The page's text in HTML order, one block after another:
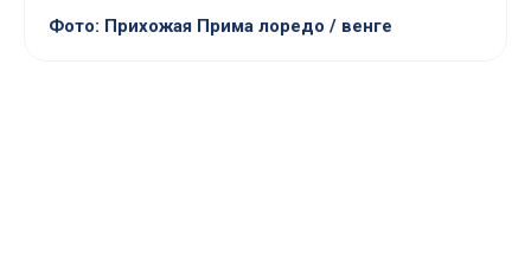
Фото: Прихожая Прима лоредо / венге